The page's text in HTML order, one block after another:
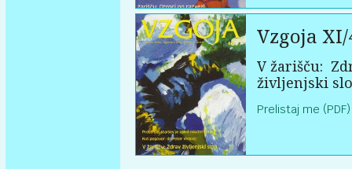
Vzgoja XI/
V žarišču:
življenjski
Prelistaj me (PDF)